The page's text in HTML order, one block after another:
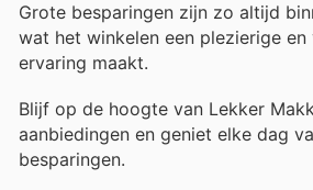
Grote besparingen zijn zo altijd
wat het winkelen een plezierige
ervaring maakt.
Blijf op de hoogte van Lekker
aanbiedingen en geniet elke dag
besparingen.